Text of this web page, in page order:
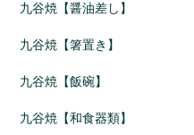
九谷焼【醤油差し】
九谷焼【箸置き】
九谷焼【飯碗】
九谷焼【和食器類】